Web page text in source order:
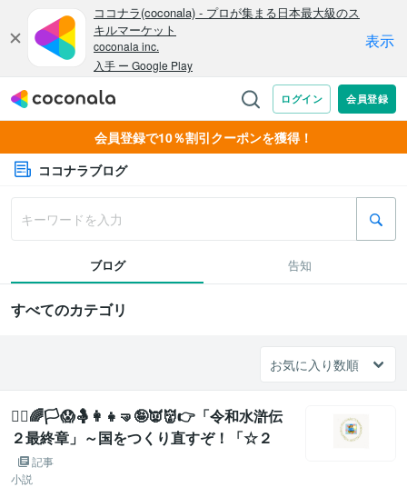
会員登録で10％割引クーポンを獲得！
ココナラブログ
ブログ 告知
すべてのカテゴリ
【‍⚧🌈🏳😱🤱👩‍👧🤜🤪👿👹👉「令和水滸伝
２最終章」～国をつくり直すぞ！「☆２
３．第２ラウンド、『いじめ・差別・ハラ
スメント・嫌がらせ』降格罰の理由、パブ
記事
小説